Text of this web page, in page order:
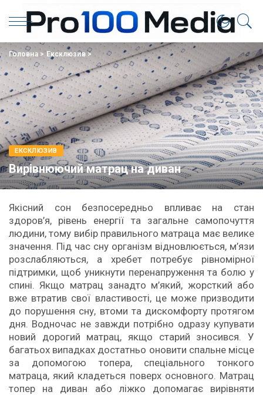
Головна> Eксклюзив>
EКСКЛЮЗИВ
Вирівнюючий матрац на диван
Якісний сон безпосередньо впливає на стан
здоров’я, рівень енергії та загальне самопочуття
людини, тому вибір правильного матраца має велике
значення. Під час сну організм відновлюється, м’язи
розслабляються, а хребет потребує рівномірної
підтримки, щоб уникнути перенапруження та болю у
спині. Якщо матрац занадто м’який, жорсткий або
вже втратив свої властивості, це може призводити
до порушення сну, втоми та дискомфорту протягом
дня. Водночас не завжди потрібно одразу купувати
новий дорогий матрац, якщо старий зносився. У
багатьох випадках достатньо оновити спальне місце
за допомогою топера, спеціального тонкого
матраца, який кладеться поверх основного. Матрац
топер на диван або ліжко допомагає вирівняти